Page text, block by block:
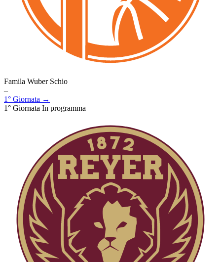
Famila Wuber Schio
–
1° Giornata →
1° Giornata In programma